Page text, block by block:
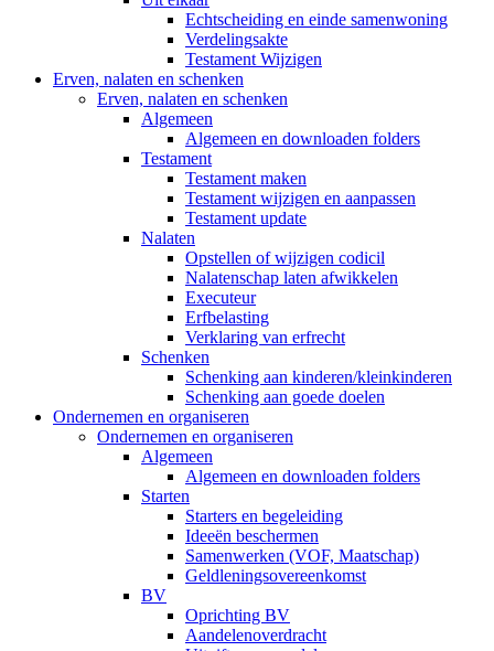
Echtscheiding en einde samenwoning
Verdelingsakte
Testament Wijzigen
Erven, nalaten en schenken
Erven, nalaten en schenken
Algemeen
Algemeen en downloaden folders
Testament
Testament maken
Testament wijzigen en aanpassen
Testament update
Nalaten
Opstellen of wijzigen codicil
Nalatenschap laten afwikkelen
Executeur
Erfbelasting
Verklaring van erfrecht
Schenken
Schenking aan kinderen/kleinkinderen
Schenking aan goede doelen
Ondernemen en organiseren
Ondernemen en organiseren
Algemeen
Algemeen en downloaden folders
Starten
Starters en begeleiding
Ideeën beschermen
Samenwerken (VOF, Maatschap)
Geldleningsovereenkomst
BV
Oprichting BV
Aandelenoverdracht